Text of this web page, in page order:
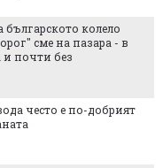
колело
сме на пазара - в
почти без
често е по-добрият